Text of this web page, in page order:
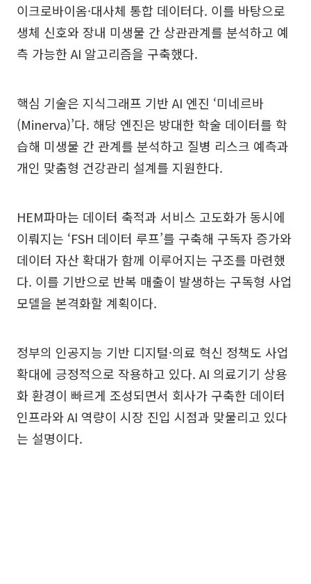
이크로바이옴·대사체 통합 데이터다. 이를 바탕으로
생체 신호와 장내 미생물 간 상관관계를 분석하고 예
측 가능한 AI 알고리즘을 구축했다.
핵심 기술은 지식그래프 기반 AI 엔진 ‘미네르바
(Minerva)’다. 해당 엔진은 방대한 학술 데이터를 학
습해 미생물 간 관계를 분석하고 질병 리스크 예측과
개인 맞춤형 건강관리 설계를 지원한다.
HEM파마는 데이터 축적과 서비스 고도화가 동시에
이뤄지는 ‘FSH 데이터 루프’를 구축해 구독자 증가와
데이터 자산 확대가 함께 이루어지는 구조를 마련했
다. 이를 기반으로 반복 매출이 발생하는 구독형 사업
모델을 본격화할 계획이다.
정부의 인공지능 기반 디지털·의료 혁신 정책도 사업
확대에 긍정적으로 작용하고 있다. AI 의료기기 상용
화 환경이 빠르게 조성되면서 회사가 구축한 데이터
인프라와 AI 역량이 시장 진입 시점과 맞물리고 있다
는 설명이다.